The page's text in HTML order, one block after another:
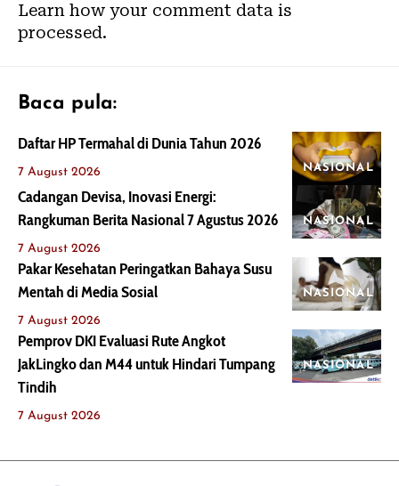
Learn how your comment data is
processed.
Baca pula:
NASIONAL
Daftar HP Termahal di Dunia Tahun 2026
7 August 2026
NASIONAL
Cadangan Devisa, Inovasi Energi:
Rangkuman Berita Nasional 7 Agustus 2026
7 August 2026
NASIONAL
Pakar Kesehatan Peringatkan Bahaya Susu
Mentah di Media Sosial
7 August 2026
NASIONAL
Pemprov DKI Evaluasi Rute Angkot
JakLingko dan M44 untuk Hindari Tumpang
Tindih
7 August 2026